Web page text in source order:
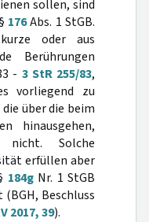
sollen, sind
176Abs. 1 StGB.
oder aus
Berührungen
- 3 StR 255/83,
vorliegend zu
über die beim
hinausgehen,
nicht. Solche
erfüllen aber
184gNr. 1 StGB
(BGH, Beschluss
2017, 39).